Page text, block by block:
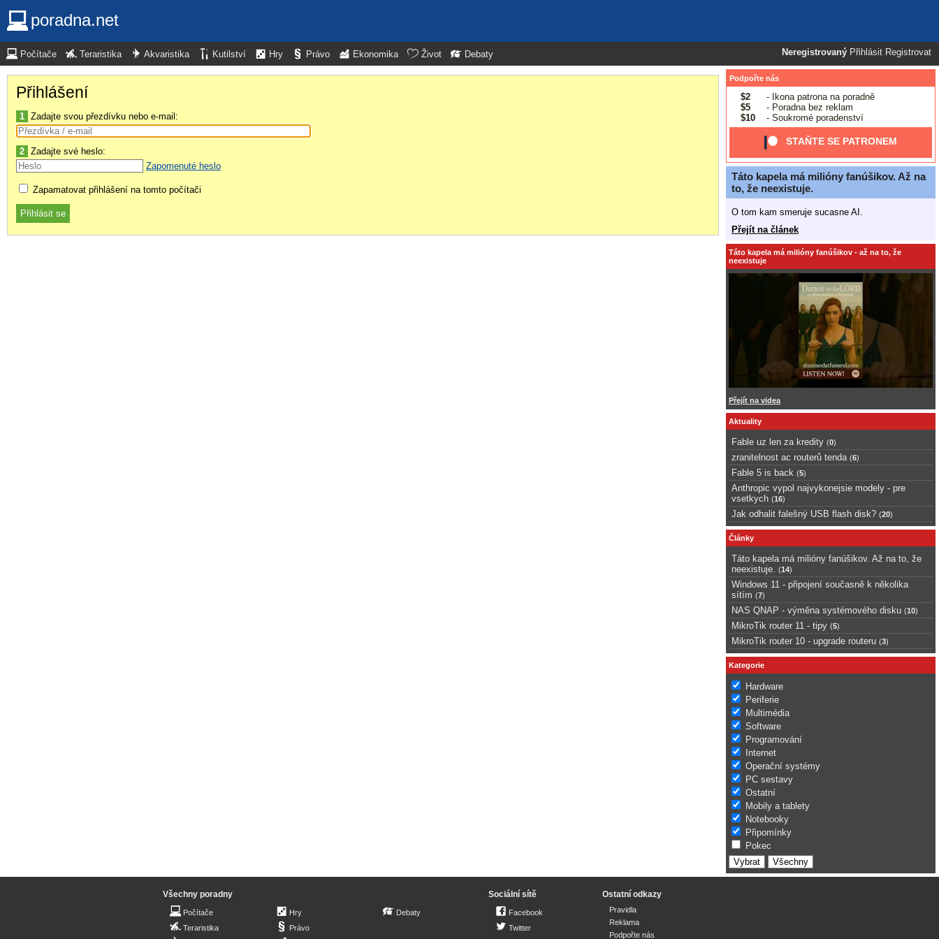
poradna.net
Neregistrovaný Přihlásit Registrovat
Počítače Teraristika Akvaristika Kutilství Hry Právo Ekonomika Život Debaty
Přihlášení
1 Zadajte svou přezdívku nebo e-mail:
2 Zadajte své heslo:
Zapomenuté heslo
Zapamatovat přihlášení na tomto počítači
Podpořte nás
$2
- Ikona patrona na poradně
$5
- Poradna bez reklam
$10
- Soukromé poradenství
STAŇTE SE PATRONEM
Táto kapela má milióny fanúšikov. Až na
to, že neexistuje.
O tom kam smeruje sucasne AI.
Přejít na článek
Táto kapela má milióny fanúšikov - až na to, že
neexistuje
Přejít na videa
Aktuality
Fable uz len za kredity (0)
zranitelnost ac routerů tenda (6)
Fable 5 is back (5)
Anthropic vypol najvykonejsie modely - pre
vsetkych (16)
Jak odhalit falešný USB flash disk? (20)
Články
Táto kapela má milióny fanúšikov. Až na to, že
neexistuje.
(14)
Windows 11 - připojení současně k několika
sítím (7)
NAS QNAP - výměna systémového disku (10)
MikroTik router 11 - tipy (5)
MikroTik router 10 - upgrade routeru (3)
Kategorie
Hardware
Periferie
Multimédia
Software
Programování
Internet
Operační systémy
PC sestavy
Ostatní
Mobily a tablety
Notebooky
Připomínky
Pokec
Všechny poradny
Počítače
Teraristika
Hry
Právo
Debaty
Sociální sítě
Facebook
Twitter
Ostatní odkazy
Pravidla
Reklama
Podpořte nás